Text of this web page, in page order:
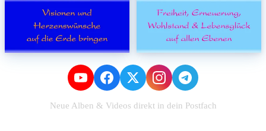
Neue Alben & Videos direkt in dein Postfach